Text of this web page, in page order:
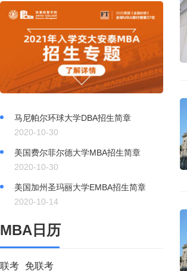
马尼帕尔环球大学DBA招生简章
2020-10-30
美国费尔菲尔德大学MBA招生简章
2020-10-30
美国加州圣玛丽大学EMBA招生简章
2020-10-14
MBA日历
联考 免联考